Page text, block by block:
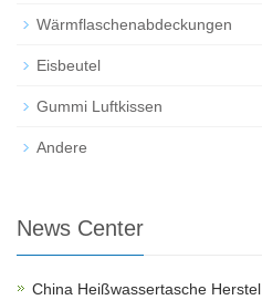
Wärmflaschenabdeckungen
Eisbeutel
Gummi Luftkissen
Andere
News Center
China Heißwassertasche Herstel